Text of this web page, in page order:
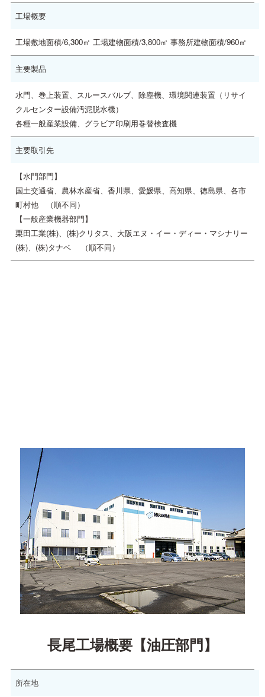
工場概要
工場敷地面積/6,300㎡ 工場建物面積/3,800㎡ 事務所建物面積/960㎡
主要製品
水門、巻上装置、スルースバルブ、除塵機、環境関連装置（リサイ
クルセンター設備汚泥脱水機）
各種一般産業設備、グラビア印刷用巻替検査機
主要取引先
【水門部門】
国土交通省、農林水産省、香川県、愛媛県、高知県、徳島県、各市
町村他 （順不同）
【一般産業機器部門】
栗田工業(株)、(株)クリタス、大阪エヌ・イー・ディー・マシナリー
(株)、(株)タナベ （順不同）
長尾工場概要【油圧部門】
所在地